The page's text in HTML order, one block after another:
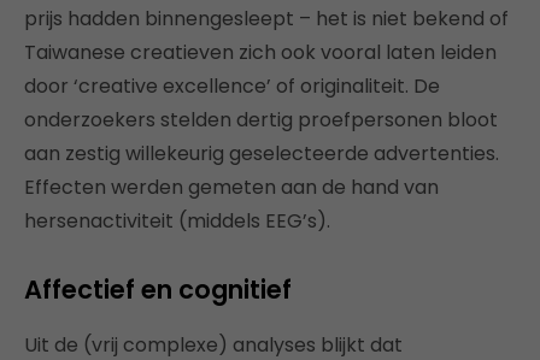
prijs hadden binnengesleept – het is niet bekend of
Taiwanese creatieven zich ook vooral laten leiden
door ‘creative excellence’ of originaliteit. De
onderzoekers stelden dertig proefpersonen bloot
aan zestig willekeurig geselecteerde advertenties.
Effecten werden gemeten aan de hand van
hersenactiviteit (middels EEG’s).
Affectief en cognitief
Uit de (vrij complexe) analyses blijkt dat